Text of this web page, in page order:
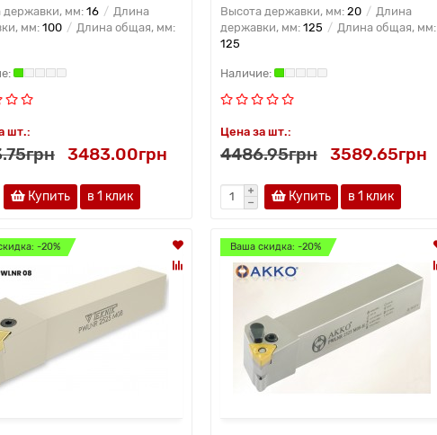
державки, мм: 16
Длина
мм: 100 Длина общая, мм:
шт.:
3483.00грн
Купить в 1 клик
Высота державки, мм: 20
Длина
державки, мм: 125
Длина общая, мм:
125
Цена за шт.:
4486.95грн 3589.65грн
Купить в 1 клик
-20% Ваша скидка: -20%